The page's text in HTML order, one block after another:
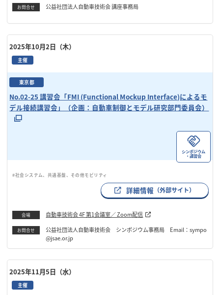
お問合せ 公益社団法人自動車技術会 講座事務局
2025年10月2日（木）
主催
東京都
No.02-25 講習会「FMI (Functional Mockup Interface)によるモ
デル接続講習会」（企画：自動車制御とモデル研究部門委員会）
シンポジウム
・講習会
#社会システム、共通基盤、その他モビリティ
詳細情報 （外部サイト）
会場 自動車技術会 4F 第1会議室／ Zoom配信
お問合せ
公益社団法人自動車技術会 シンポジウム事務局 Email：sympo
@jsae.or.jp
2025年11月5日（水）
主催